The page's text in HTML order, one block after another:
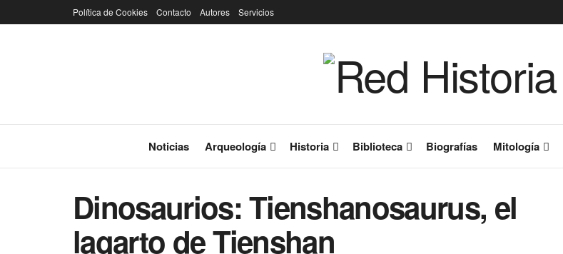
Política de Cookies Contacto Autores Servicios
Noticias Arqueología Historia Biblioteca Biografías Mitología
Dinosaurios: Tienshanosaurus, el
lagarto de Tienshan